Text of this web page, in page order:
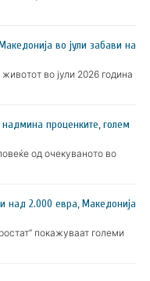
во јули забави на
во јули 2026 година
проценките, голем
од очекуваното во
над 2.000 евра, Македонија
покажуваат големи